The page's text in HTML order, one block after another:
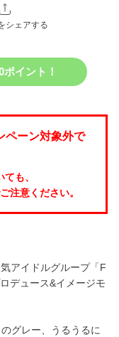
シェアする
イント！
ペーン対象外で
も、
注意ください。
アイドルグループ「F
デュース&イメージモ
グレー、うるうるに